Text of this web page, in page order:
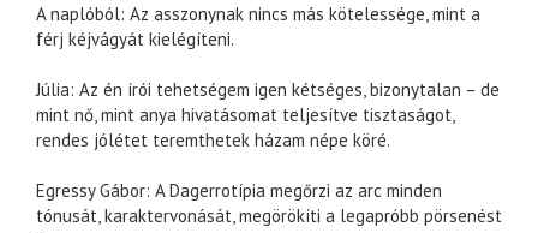
A naplóból: Az asszonynak nincs más kötelessége, mint a
férj kéjvágyát kielégíteni.
Júlia: Az én írói tehetségem igen kétséges, bizonytalan – de
mint nő, mint anya hivatásomat teljesítve tisztaságot,
rendes jólétet teremthetek házam népe köré.
Egressy Gábor: A Dagerrotípia megőrzi az arc minden
tónusát, karaktervonását, megörökíti a legapróbb pörsenést